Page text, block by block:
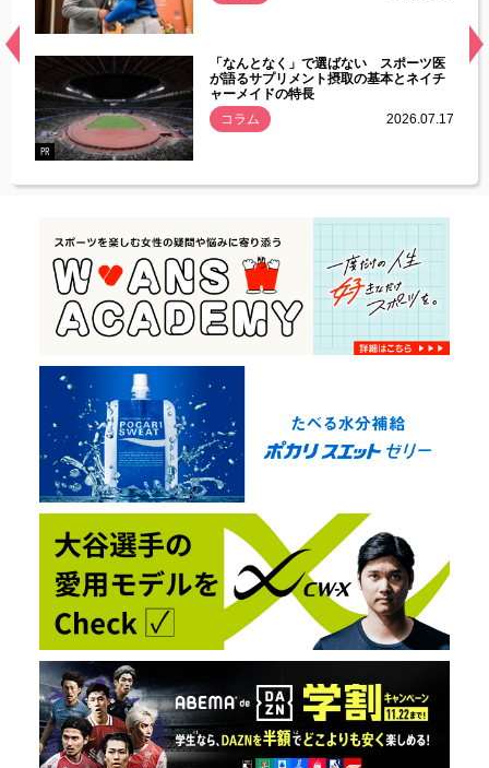
常
PR
「なんとなく」で選ばない スポーツ医
が語るサプリメント摂取の基本とネイチ
ャーメイドの特長
コラム
2026.07.17